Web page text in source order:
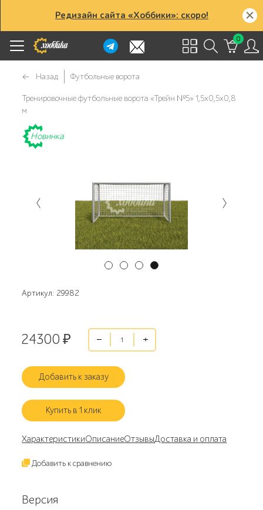
Редизайн сайта «Хоббики»: скоро!
0
Назад Футбольные ворота
Тренировочные футбольные ворота «Трейн №5» 1,5х0,5х0,8
м
Новинка
Артикул: 29982
24300 ₽
Добавить к заказу
Купить в 1 клик
ХарактеристикиОписаниеОтзывыДоставка и оплата
Добавить к сравнению
Версия